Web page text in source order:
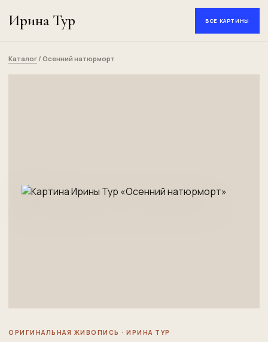
Ирина Тур ВСЕ КАРТИНЫ
Каталог/ Осенний натюрморт
ОРИГИНАЛЬНАЯ ЖИВОПИСЬ · ИРИНА ТУР